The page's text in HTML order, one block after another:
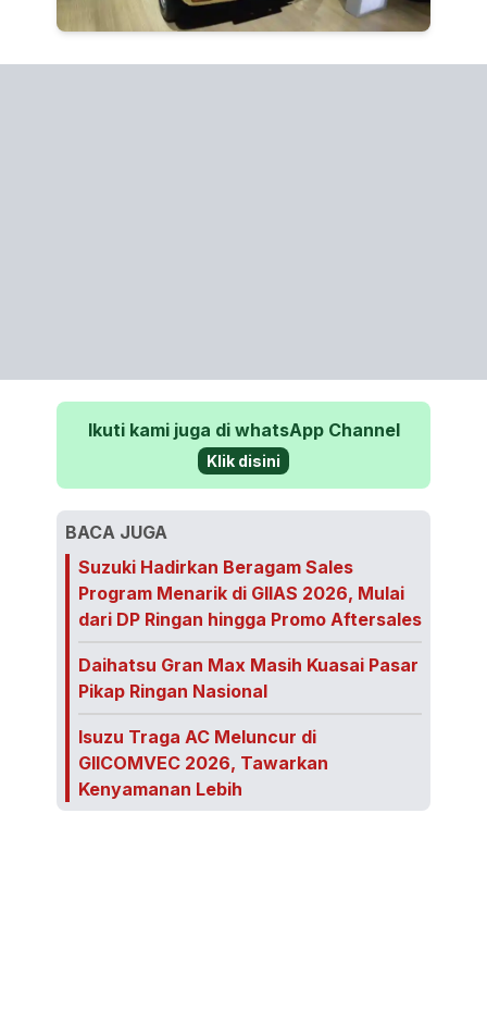
Ikuti kami juga di whatsApp Channel
Klik disini
BACA JUGA
Suzuki Hadirkan Beragam Sales
Program Menarik di GIIAS 2026, Mulai
dari DP Ringan hingga Promo Aftersales
Daihatsu Gran Max Masih Kuasai Pasar
Pikap Ringan Nasional
Isuzu Traga AC Meluncur di
GIICOMVEC 2026, Tawarkan
Kenyamanan Lebih